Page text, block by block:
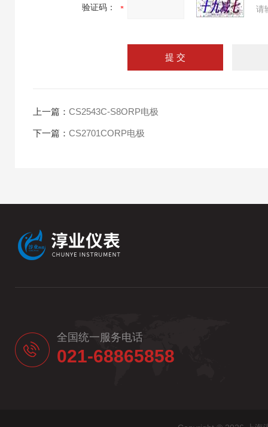
验证码： 请
上一篇： CS2543C-S8ORP电极
下一篇： CS2701CORP电极
全国统一服务电话
021-68865858